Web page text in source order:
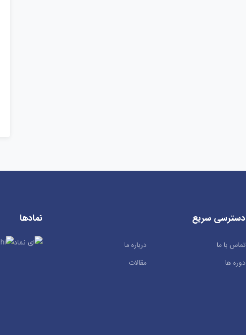
دسترسی سریع
تماس با ما
درباره ما
دوره ها
مقالات
نمادها